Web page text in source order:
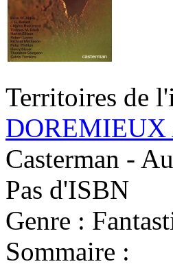
Territoires de
DOREMIEUX
Casterman -
Pas d'ISBN
Genre :
Sommaire :